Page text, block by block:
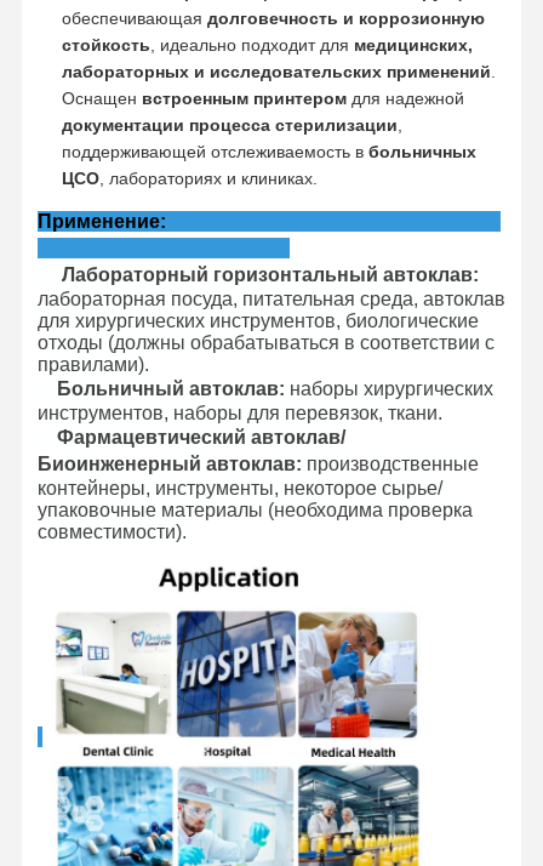
обеспечивающая долговечность и коррозионную
стойкость, идеально подходит для медицинских,
лабораторных и исследовательских применений.
Оснащен встроенным принтеромдля надежной
документации процесса стерилизации,
поддерживающей отслеживаемость в больничных
ЦСО, лабораториях и клиниках.
Применение:
Лабораторный горизонтальный автоклав:
лабораторная посуда, питательная среда, автоклав
для хирургических инструментов, биологические
отходы (должны обрабатываться в соответствии с
правилами).
Больничный автоклав: наборы хирургических
инструментов, наборы для перевязок, ткани.
Фармацевтический автоклав/
Биоинженерный автоклав: производственные
контейнеры, инструменты, некоторое сырье/
упаковочные материалы (необходима проверка
совместимости).